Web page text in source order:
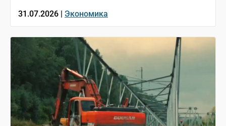
31.07.2026 | Экономика